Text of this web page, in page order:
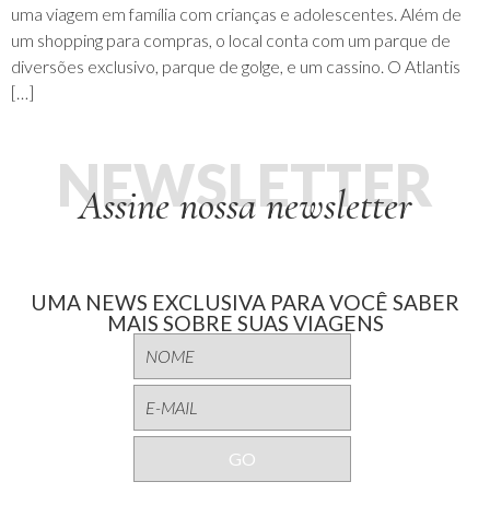
uma viagem em família com crianças e adolescentes. Além de
um shopping para compras, o local conta com um parque de
diversões exclusivo, parque de golge, e um cassino. O Atlantis
[…]
Assine nossa newsletter
NEWSLETTER
UMA NEWS EXCLUSIVA PARA VOCÊ SABER
MAIS SOBRE SUAS VIAGENS